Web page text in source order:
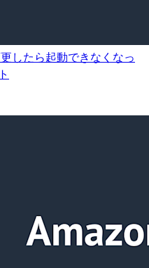
したら起動できなくなっ